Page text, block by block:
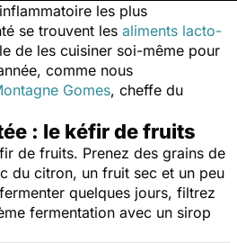
les plus
se trouvent les aliments lacto-
de les cuisiner soi-même pour
comme nous
Gomes, cheffe du
: le kéfir de fruits
de fruits. Prenez des grains de
du citron, un fruit sec et un peu
quelques jours, filtrez
fermentation avec un sirop